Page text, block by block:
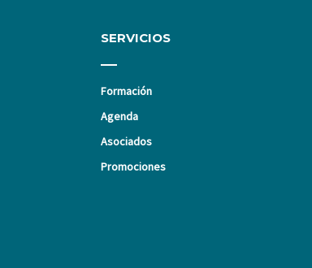
SERVICIOS
Formación
Agenda
Asociados
Promociones